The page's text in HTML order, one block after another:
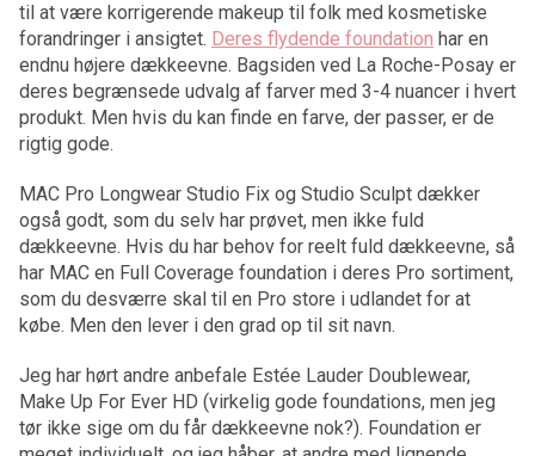
til at være korrigerende makeup til folk med kosmetiske
forandringer i ansigtet. Deres flydende foundation har en
endnu højere dækkeevne. Bagsiden ved La Roche-Posay er
deres begrænsede udvalg af farver med 3-4 nuancer i hvert
produkt. Men hvis du kan finde en farve, der passer, er de
rigtig gode.
MAC Pro Longwear Studio Fix og Studio Sculpt dækker
også godt, som du selv har prøvet, men ikke fuld
dækkeevne. Hvis du har behov for reelt fuld dækkeevne, så
har MAC en Full Coverage foundation i deres Pro sortiment,
som du desværre skal til en Pro store i udlandet for at
købe. Men den lever i den grad op til sit navn.
Jeg har hørt andre anbefale Estée Lauder Doublewear,
Make Up For Ever HD (virkelig gode foundations, men jeg
tør ikke sige om du får dækkeevne nok?). Foundation er